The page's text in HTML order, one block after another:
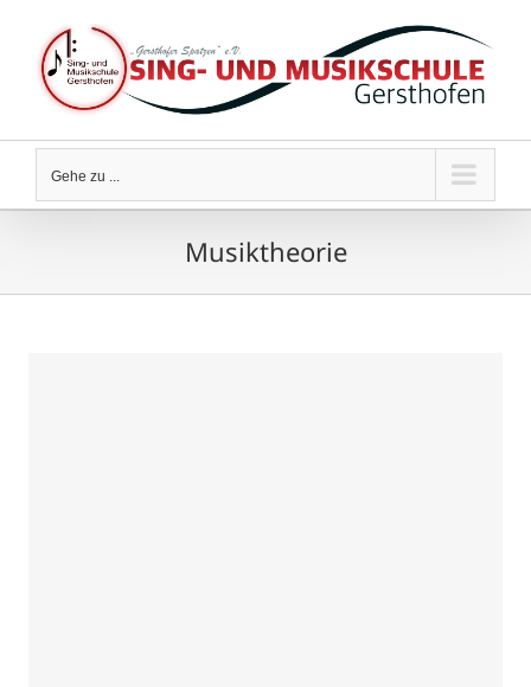
springen
Gehe zu ...
Musiktheorie